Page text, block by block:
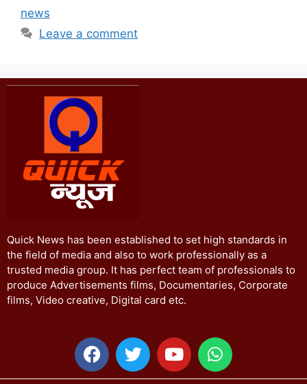
news
Leave a comment
Quick News has been established to set high standards in
the field of media and also to work professionally as a
trusted media group. It has perfect team of professionals to
produce Advertisements films, Documentaries, Corporate
films, Video creative, Digital card etc.